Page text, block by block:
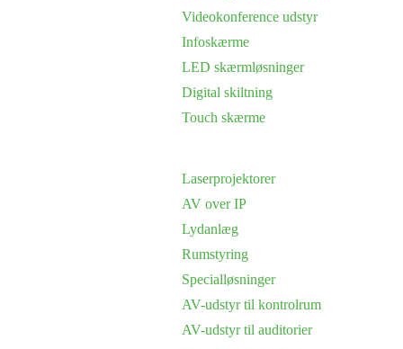
Videokonference udstyr
Infoskærme
LED skærmløsninger
Digital skiltning
Touch skærme
Laserprojektorer
AV over IP
Lydanlæg
Rumstyring
Specialløsninger
AV-udstyr til kontrolrum
AV-udstyr til auditorier